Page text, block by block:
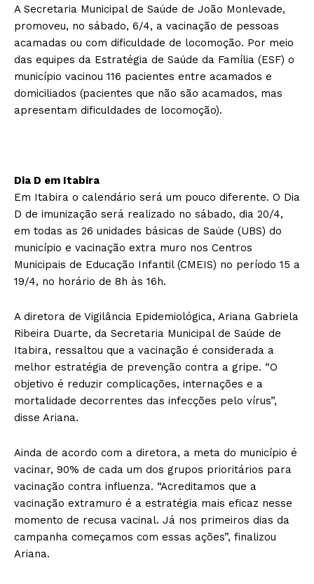
A Secretaria Municipal de Saúde de João Monlevade,
promoveu, no sábado, 6/4, a vacinação de pessoas
acamadas ou com dificuldade de locomoção. Por meio
das equipes da Estratégia de Saúde da Família (ESF) o
município vacinou 116 pacientes entre acamados e
domiciliados (pacientes que não são acamados, mas
apresentam dificuldades de locomoção).
Dia D em Itabira
Em Itabira o calendário será um pouco diferente. O Dia
D de imunização será realizado no sábado, dia 20/4,
em todas as 26 unidades básicas de Saúde (UBS) do
município e vacinação extra muro nos Centros
Municipais de Educação Infantil (CMEIS) no período 15 a
19/4, no horário de 8h às 16h.
A diretora de Vigilância Epidemiológica, Ariana Gabriela
Ribeira Duarte, da Secretaria Municipal de Saúde de
Itabira, ressaltou que a vacinação é considerada a
melhor estratégia de prevenção contra a gripe. “O
objetivo é reduzir complicações, internações e a
mortalidade decorrentes das infecções pelo vírus”,
disse Ariana.
Ainda de acordo com a diretora, a meta do município é
vacinar, 90% de cada um dos grupos prioritários para
vacinação contra influenza. “Acreditamos que a
vacinação extramuro é a estratégia mais eficaz nesse
momento de recusa vacinal. Já nos primeiros dias da
campanha começamos com essas ações”, finalizou
Ariana.